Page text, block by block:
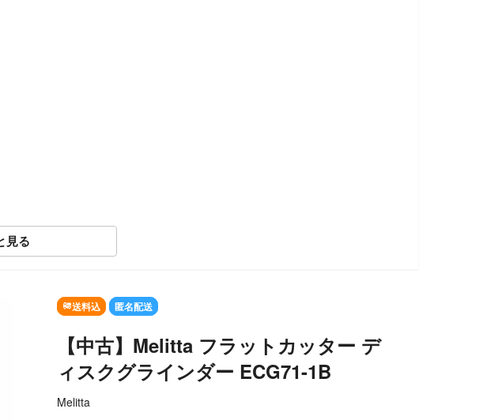
見る
SOLD OUT
送料込 匿名配送
【中古】Melitta フラットカッター デ
ィスクグラインダー ECG71-1B
Melitta